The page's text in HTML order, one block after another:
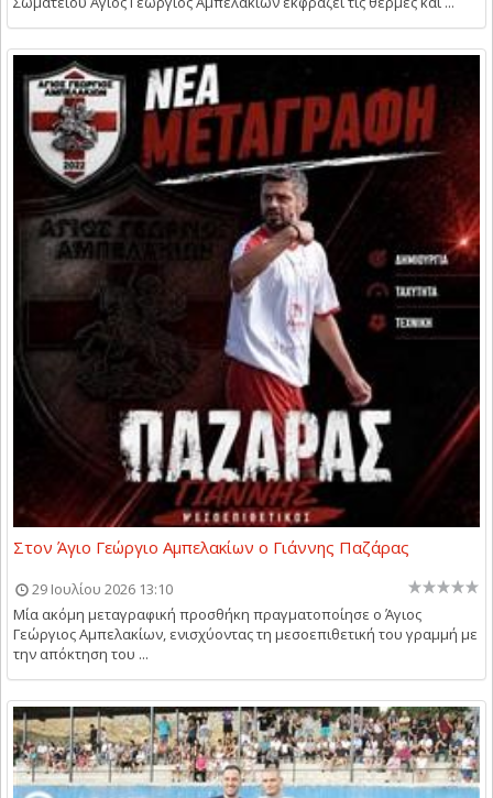
Στον Άγιο Γεώργιο Αμπελακίων ο Γιάννης Παζάρας
29 Ιουλίου 2026 13:10
Μία ακόμη μεταγραφική προσθήκη πραγματοποίησε ο Άγιος
Γεώργιος Αμπελακίων, ενισχύοντας τη μεσοεπιθετική του γραμμή με
την απόκτηση του ...